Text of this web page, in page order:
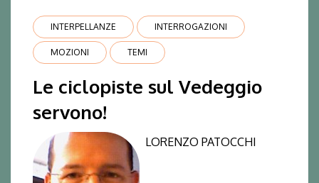
INTERPELLANZE INTERROGAZIONI
MOZIONI TEMI
Le ciclopiste sul Vedeggio
servono!
LORENZO PATOCCHI